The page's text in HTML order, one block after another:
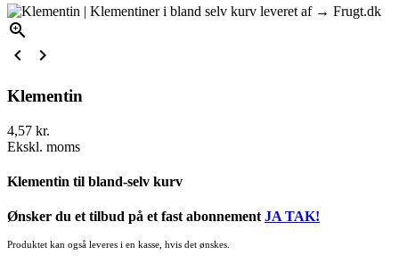



Klementin
4,57 kr.
Ekskl. moms
Klementin til bland-selv kurv
Ønsker du et tilbud på etfast abonnementJA TAK!
Produktet kan også leveres i en kasse, hvis det ønskes.